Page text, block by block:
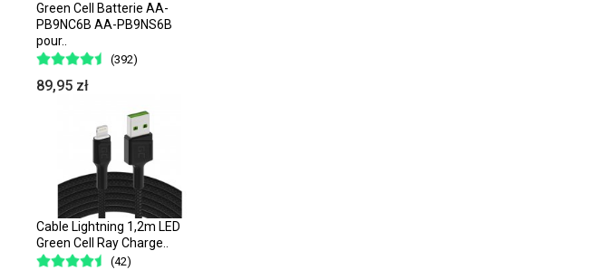
Green Cell Batterie AA-
PB9NC6B AA-PB9NS6B
pour..
(392)
89,95 zł
Cable Lightning 1,2m LED
Green Cell Ray Charge..
(42)